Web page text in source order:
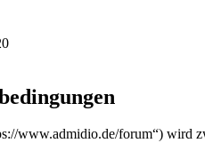
www.admidio.de/forum“) wird